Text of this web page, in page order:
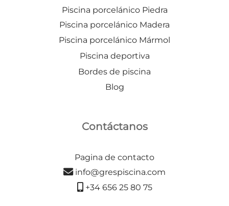
Piscina porcelánico Piedra
Piscina porcelánico Madera
Piscina porcelánico Mármol
Piscina deportiva
Bordes de piscina
Blog
Contáctanos
Pagina de contacto
info@grespiscina.com
+34 656 25 80 75